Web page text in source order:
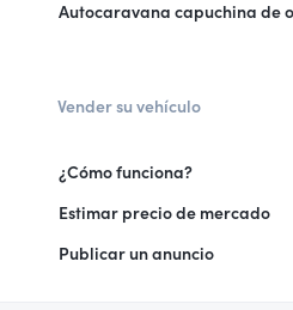
Autocaravana capuchina de
Vender su vehículo
¿Cómo funciona?
Estimar precio de mercado
Publicar un anuncio